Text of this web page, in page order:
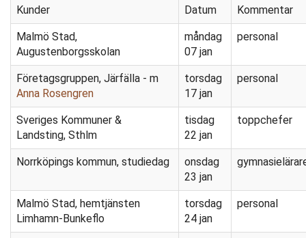
Kunder Datum Kommentar
Malmö Stad,
Augustenborgsskolan
måndag
07 jan
personal
Företagsgruppen, Järfälla - m
Anna Rosengren
torsdag
17 jan
personal
Sveriges Kommuner &
Landsting, Sthlm
tisdag
22 jan
toppchefer
Norrköpings kommun, studiedag
onsdag
23 jan
Malmö Stad, hemtjänsten
Limhamn-Bunkeflo
torsdag
24 jan
personal